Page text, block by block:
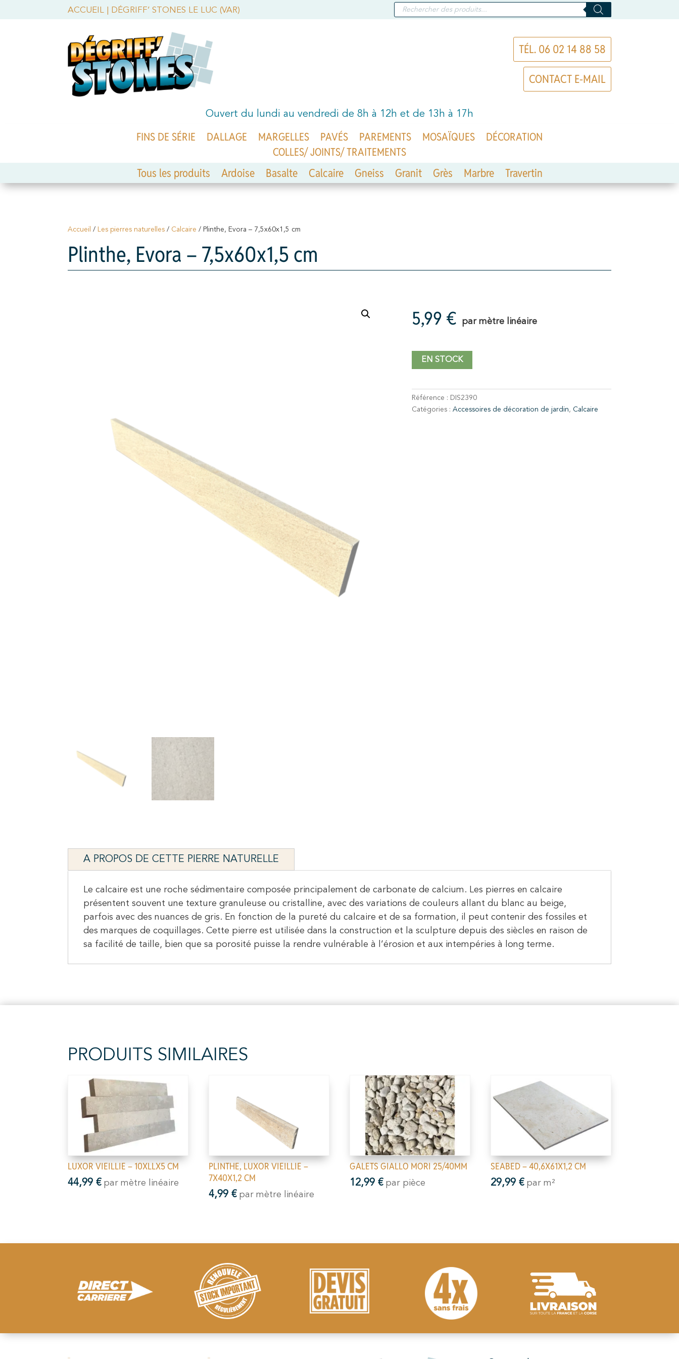
ACCUEIL DÉGRIFF’ STONES LE LUC (VAR)
RECHERCHE
DE
TÉL. 06 02 14 88 58
CONTACT E-MAIL
Ouvert du lundi au vendredi de 8h à 12h et de 13h à 17h
FINS DE SÉRIE DALLAGE MARGELLES PAVÉS PAREMENTS MOSAÏQUES
DÉCORATION
COLLES/ JOINTS/ TRAITEMENTS
Tous les produits Ardoise Basalte Calcaire Gneiss Granit Grès Marbre Travertin
Accueil / Les pierres naturelles / Calcaire / Plinthe, Evora – 7,5x60x1,5 cm
Plinthe, Evora – 7,5x60x1,5 cm
5,99 € par mètre linéaire
EN STOCK
Référence : DIS2390
Catégories : Accessoires de décoration de jardin, Calcaire
A PROPOS DE CETTE PIERRE NATURELLE
Le calcaire est une roche sédimentaire composée principalement de carbonate de calcium. Les pierres en calcaire
présentent souvent une texture granuleuse ou cristalline, avec des variations de couleurs allant du blanc au beige,
parfois avec des nuances de gris. En fonction de la pureté du calcaire et de sa formation, il peut contenir des fossiles et
des marques de coquillages. Cette pierre est utilisée dans la construction et la sculpture depuis des siècles en raison de
sa facilité de taille, bien que sa porosité puisse la rendre vulnérable à l’érosion et aux intempéries à long terme.
PRODUITS SIMILAIRES
LUXOR VIEILLIE – 10XLLX5 CM
44,99€ par mètre linéaire
PLINTHE, LUXOR VIEILLIE –
7X40X1,2 CM
4,99€ par mètre linéaire
GALETS GIALLO MORI 25/40MM
12,99€ par pièce
SEABED – 40,6X61X1,2 CM
29,99€ par m²